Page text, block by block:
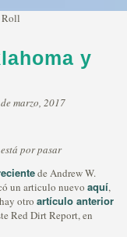
Roll
y
marzo, 2017
por pasar
de Andrew W.
un articulo nuevo aquí,
otro artículo anterior
Red Dirt Report, en